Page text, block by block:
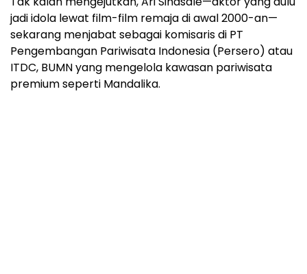
jadi idola lewat film-film remaja di awal 2000-an—
sekarang menjabat sebagai komisaris di PT
Pengembangan Pariwisata Indonesia (Persero) atau
ITDC, BUMN yang mengelola kawasan pariwisata
premium seperti Mandalika.